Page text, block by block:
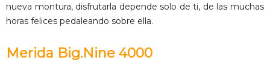
nueva montura, disfrutarla depende solo de ti, de las muchas
horas felices pedaleando sobre ella.
Merida Big.Nine 4000